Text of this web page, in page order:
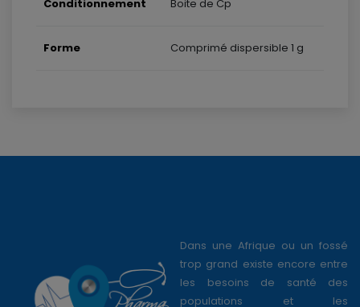
Conditionnement Boite de Cp
Forme Comprimé dispersible 1 g
Dans une Afrique ou un fossé
trop grand existe encore entre
les besoins de santé des
populations et les